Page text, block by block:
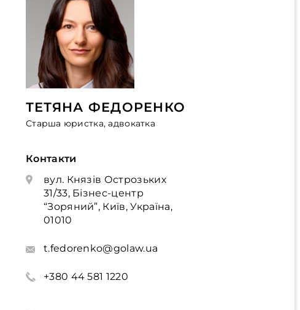
ТЕТЯНА ФЕДОРЕНКО
Старша юристка, адвокатка
Контакти
вул. Князів Острозьких
31/33, Бізнес-центр
“Зоряний”, Київ, Україна,
01010
t.fedorenko@golaw.ua
+380 44 581 1220